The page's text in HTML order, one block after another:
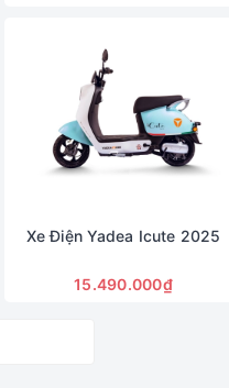
Xe Điện Yadea Icute 2025
15.490.000₫